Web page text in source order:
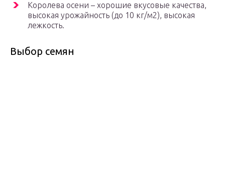
Королева осени – хорошие вкусовые качества,
высокая урожайность (до 10 кг/м2), высокая
лежкость.
Выбор семян